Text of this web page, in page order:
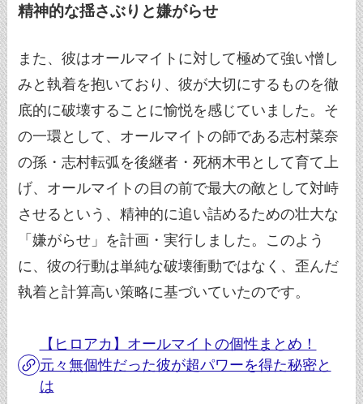
精神的な揺さぶりと嫌がらせ
また、彼はオールマイトに対して極めて強い憎し
みと執着を抱いており、彼が大切にするものを徹
底的に破壊することに愉悦を感じていました。そ
の一環として、オールマイトの師である志村菜奈
の孫・志村転弧を後継者・死柄木弔として育て上
げ、オールマイトの目の前で最大の敵として対峙
させるという、精神的に追い詰めるための壮大な
「嫌がらせ」を計画・実行しました。このよう
に、彼の行動は単純な破壊衝動ではなく、歪んだ
執着と計算高い策略に基づいていたのです。
【ヒロアカ】オールマイトの個性まとめ！
元々無個性だった彼が超パワーを得た秘密と
は